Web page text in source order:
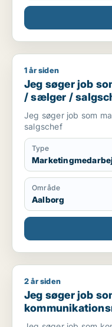
Jeg søger job som
1 år siden
Jeg søger job
/ sælger /
Jeg søger job som
salgschef
Type
Område
Aalborg
Jeg søger job som
2 år siden
Jeg søger job